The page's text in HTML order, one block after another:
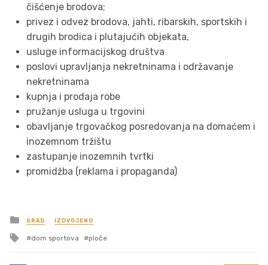
čišćenje brodova;
privez i odvez brodova, jahti, ribarskih, sportskih i
drugih brodica i plutajućih objekata,
usluge informacijskog društva
poslovi upravljanja nekretninama i održavanje
nekretninama
kupnja i prodaja robe
pružanje usluga u trgovini
obavljanje trgovačkog posredovanja na domaćem i
inozemnom tržištu
zastupanje inozemnih tvrtki
promidžba (reklama i propaganda)
Posted
in
GRAD IZDVOJENO
Tagged
dom sportova ploče